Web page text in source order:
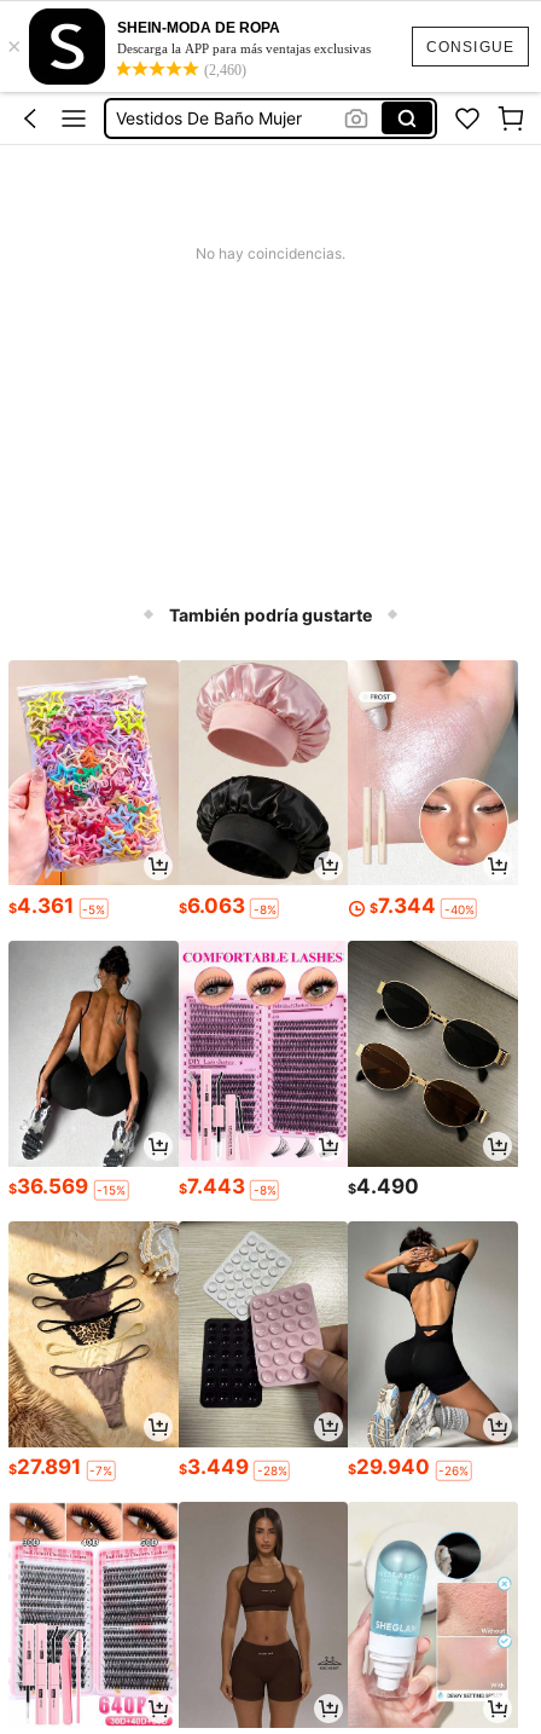
CONSIGUE
×
SHEIN-MODA DE ROPA
Descarga la APP para más ventajas exclusivas
(2,460)
Ropa Deportiva De Mujer
Vestidos
Vestidos De Baño Mujer
No hay coincidencias.
También podría gustarte
$4.361 -5% $6.063 -8% $7.344 -40%
$36.569 -15% $7.443 -8% $4.490
$27.891 -7% $3.449 -28% $29.940 -26%